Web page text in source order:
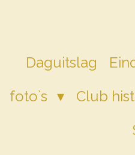
hoofdinhoud
Daguitslag
foto`s
Club